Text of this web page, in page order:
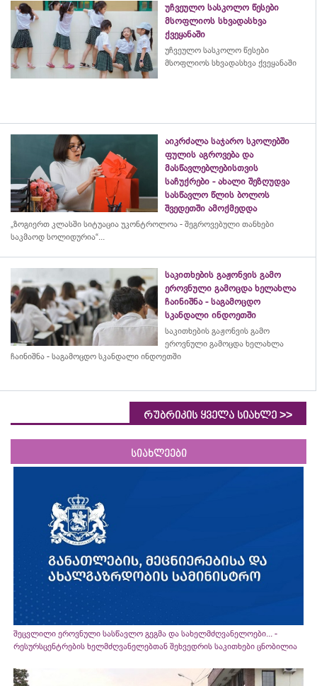
უჩვეულო სასკოლო წესები
მსოფლიოს სხვადასხვა
ქვეყანაში
უჩვეულო სასკოლო წესები
მსოფლიოს სხვადასხვა ქვეყანაში
აიკრძალა საჯარო სკოლებში
ფულის აგროვება და
მასწავლებლებისთვის
საჩუქრები - ახალი შეზღუდვა
სასწავლო წლის ბოლოს
შვედეთში ამოქმედდა
„ზოგიერთ კლასში სიტუაცია უკონტროლოა - შეგროვებული თანხები
საკმაოდ სოლიდურია“...
საკითხების გაჟონვის გამო
ეროვნული გამოცდა ხელახლა
ჩაინიშნა - საგამოცდო
სკანდალი ინდოეთში
საკითხების გაჟონვის გამო
ეროვნული გამოცდა ხელახლა
ჩაინიშნა - საგამოცდო სკანდალი ინდოეთში
რუბრიკის ყველა სიახლე >>
სიახლეები
შეცვლილი ეროვნული სასწავლო გეგმა და სახელმძღვანელოები... -
რესურსცენტრების ხელმძღვანელებთან შეხვედრის საკითხები ცნობილია